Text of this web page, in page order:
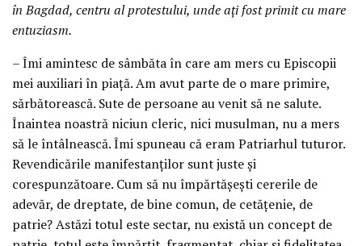
în Bagdad, centru al protestului, unde ați fost primit cu mare
entuziasm.
– Îmi amintesc de sâmbăta în care am mers cu Episcopii
mei auxiliari în piață. Am avut parte de o mare primire,
sărbătorească. Sute de persoane au venit să ne salute.
Înaintea noastră niciun cleric, nici musulman, nu a mers
să le întâlnească. Îmi spuneau că eram Patriarhul tuturor.
Revendicările manifestanților sunt juste și
corespunzătoare. Cum să nu împărtășești cererile de
adevăr, de dreptate, de bine comun, de cetățenie, de
patrie? Astăzi totul este sectar, nu există un concept de